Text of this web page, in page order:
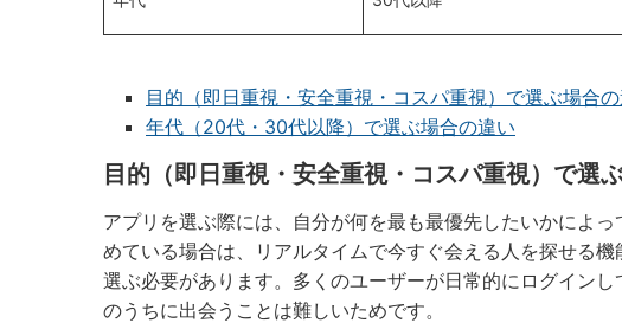
目的（即日重視・安全重視・コスパ重視）で選ぶ場合
年代（20代・30代以降）で選ぶ場合の違い
目的（即日重視・安全重視・コスパ重視）で選
アプリを選ぶ際には、自分が何を最も最優先したいかによ
めている場合は、リアルタイムで今すぐ会える人を探せる
選ぶ必要があります。多くのユーザーが日常的にログイン
のうちに出会うことは難しいためです。